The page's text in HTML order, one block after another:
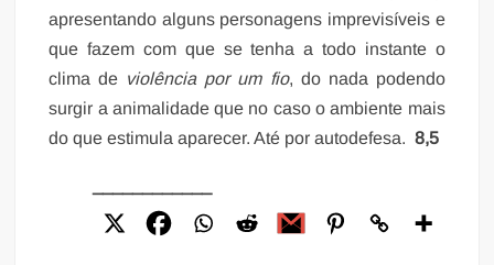
apresentando alguns personagens imprevisíveis e
que fazem com que se tenha a todo instante o
clima de violência por um fio, do nada podendo
surgir a animalidade que no caso o ambiente mais
do que estimula aparecer. Até por autodefesa.8,5